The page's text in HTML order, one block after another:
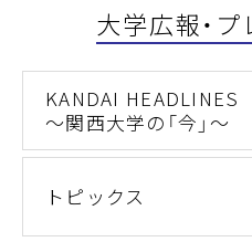
大学広報・
KANDAI HEADLINES
～関西大学の「今」～
トピックス